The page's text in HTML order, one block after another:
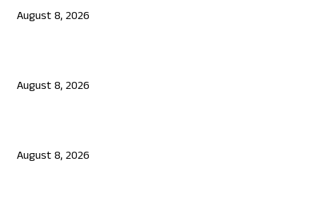
August 8, 2026
August 8, 2026
August 8, 2026